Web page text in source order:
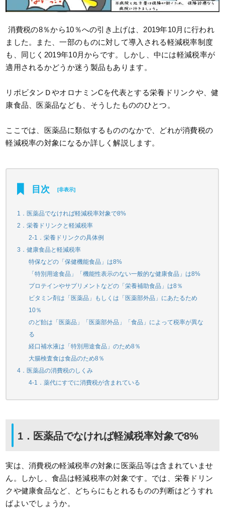
消費税の8％から10％への引き上げは、2019年10月に行われ
ました。また、一部のものに対して導入される軽減税率制度
も、同じく2019年10月からです。しかし、中には軽減税率が
適用されるかどうか迷う製品もあります。
リポビタンＤやオロナミンCを代表とする栄養ドリンクや、健
康食品、医薬品なども、そうしたもののひとつ。
ここでは、医薬品に類似するもののなかで、どれが消費税の
軽減税率の対象になるか詳しく解説します。
目次 [非表示]
1．医薬品でなければ軽減税率対象で8%
2．栄養ドリンクと軽減税率
2-1．栄養ドリンクの具体例
3．健康食品と軽減税率
特保などの「保健機能食品」は8%
「特別用途食品」「機能性表示のない一般的な健康食品」は8%
プロテインやサプリメントなどの「栄養補助食品」は8％
ビタミン剤は「医薬品」もしくは「医薬部外品」にあたるため
10％
のど飴は「医薬品」「医薬部外品」「食品」によって税率が異な
る
経口補水液は「特別用途食品」のため8％
大腸検査食は食品のため8％
4．医薬品の消費税のしくみ
4-1．薬代にすでに消費税が含まれている
1．医薬品でなければ軽減税率対象で8%
実は、消費税の軽減税率の対象に医薬品等は含まれていませ
ん。しかし、食品は軽減税率の対象です。では、栄養ドリン
クや健康食品など、どちらにもとれるものの判断はどうすれ
ばよいでしょうか。